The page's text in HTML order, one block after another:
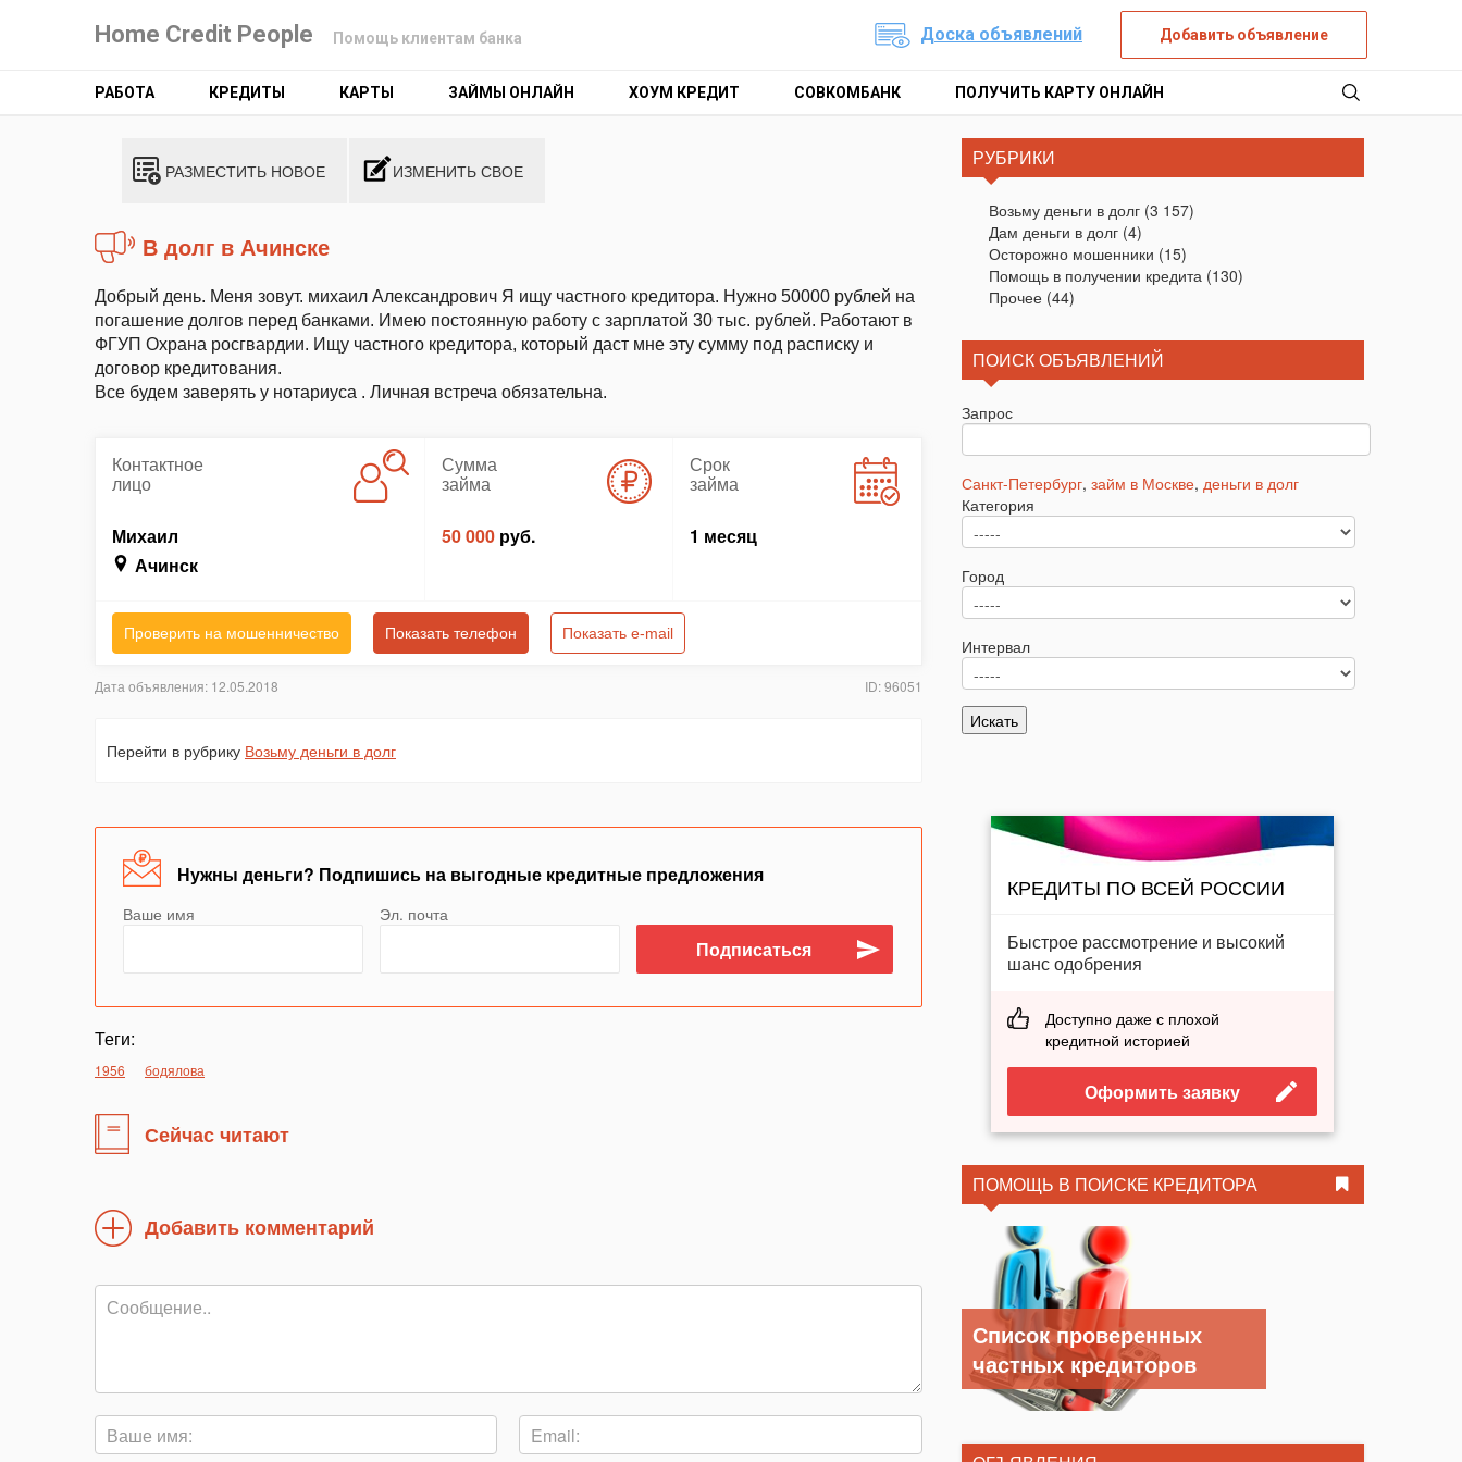
Home Credit People Помощь клиентам банка Доска объявлений Добавить объявление
РАБОТА КРЕДИТЫ КАРТЫ ЗАЙМЫ ОНЛАЙН ХОУМ КРЕДИТ СОВКОМБАНК ПОЛУЧИТЬ КАРТУ ОНЛАЙН
РАЗМЕСТИТЬ НОВОЕ ИЗМЕНИТЬ СВОЕ
В долг в Ачинске
Добрый день. Меня зовут. михаил Александрович Я ищу частного кредитора. Нужно 50000 рублей на
погашение долгов перед банками. Имею постоянную работу с зарплатой 30 тыс. рублей. Работают в
ФГУП Охрана росгвардии. Ищу частного кредитора, который даст мне эту сумму под расписку и
договор кредитования.
Все будем заверять у нотариуса . Личная встреча обязательна.
Контактное
лицо
Михаил
Ачинск
Сумма
займа
50 000 руб.
Срок
займа
1 месяц
Проверить на мошенничество Показать телефон Показать e-mail
Дата объявления: 12.05.2018 ID: 96051
Перейти в рубрику Возьму деньги в долг
Нужны деньги? Подпишись на выгодные кредитные предложения
Ваше имя Эл. почта
Теги:
1956 бодялова
Сейчас читают
Добавить комментарий
РУБРИКИ
Возьму деньги в долг(3 157)
Дам деньги в долг(4)
Осторожно мошенники (15)
Помощь в получении кредита(130)
Прочее(44)
ПОИСК ОБЪЯВЛЕНИЙ
Запрос
Санкт-Петербург, займ в Москве, деньги в долг
Категория
Город
Интервал
КРЕДИТЫ ПО ВСЕЙ РОССИИ
Быстрое рассмотрение и высокий
шанс одобрения
Доступно даже с плохой
кредитной историей
Оформить заявку
ПОМОЩЬ В ПОИСКЕ КРЕДИТОРА
Список проверенных
частных кредиторов